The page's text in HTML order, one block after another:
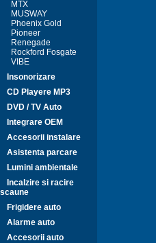
MTX
MUSWAY
Phoenix Gold
Pioneer
Renegade
Rockford Fosgate
VIBE
Insonorizare
CD Playere MP3
DVD / TV Auto
Integrare OEM
Accesorii instalare
Asistenta parcare
Lumini ambientale
Incalzire si racire
scaune
Frigidere auto
Alarme auto
Accesorii auto